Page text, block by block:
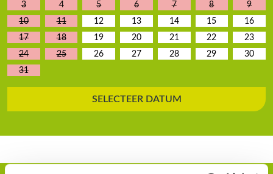
3
4 5 6 7 8
9
10
11 12 13 14 15
16
17
18 19 20 21 22
23
24
25 26 27 28 29
30
31
SELECTEER DATUM